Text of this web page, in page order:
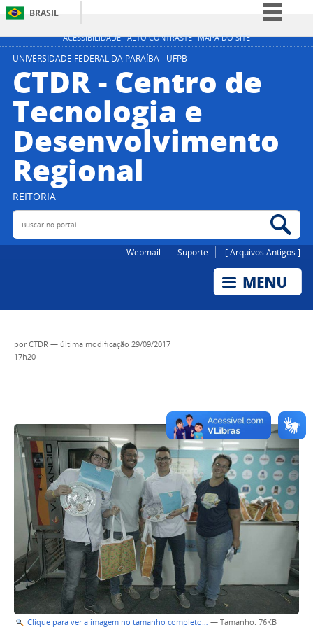
ACESSIBILIDADE ALTO CONTRASTE MAPA DO SITE
BRASIL
Simplifique!
Participe
Legislação
Canais
UNIVERSIDADE FEDERAL DA PARAÍBA - UFPB
CTDR - Centro de
Tecnologia e
Desenvolvimento
Regional
REITORIA
Buscar no portal
Webmail Suporte [ Arquivos Antigos ]
porCTDR — última modificação 29/09/2017
17h20
Clique para ver a imagem no tamanho completo… — Tamanho: 76KB